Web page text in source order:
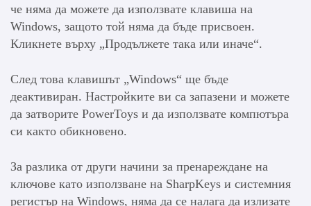
че няма да можете да използвате клавиша на
Windows, защото той няма да бъде присвоен.
Кликнете върху „Продължете така или иначе“.
След това клавишът „Windows“ ще бъде
деактивиран. Настройките ви са запазени и можете
да затворите PowerToys и да използвате компютъра
си както обикновено.
За разлика от други начини за пренареждане на
ключове като използване на SharpKeys и системния
регистър на Windows, няма да се налага да излизате